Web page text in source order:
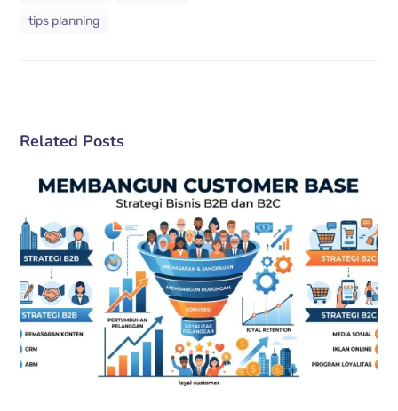
tips planning
Related Posts